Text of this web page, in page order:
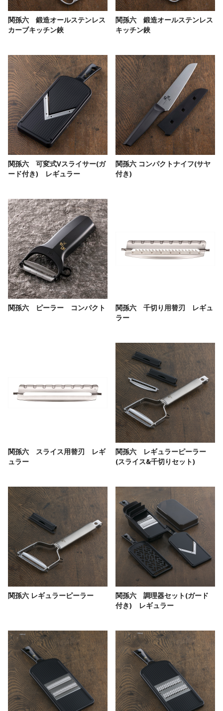
関孫六 鍛造オールステンレス
カーブキッチン鋏
関孫六 鍛造オールステンレス
キッチン鋏
関孫六 可変式Vスライサー(ガ
ード付き) レギュラー
関孫六 コンパクトナイフ(サヤ
付き)
関孫六 ピーラー コンパクト
関孫六 千切り用替刃 レギュ
ラー
関孫六 スライス用替刃 レギ
ュラー
関孫六 レギュラーピーラー
(スライス&千切りセット)
関孫六 レギュラーピーラー
関孫六 調理器セット(ガード
付き) レギュラー